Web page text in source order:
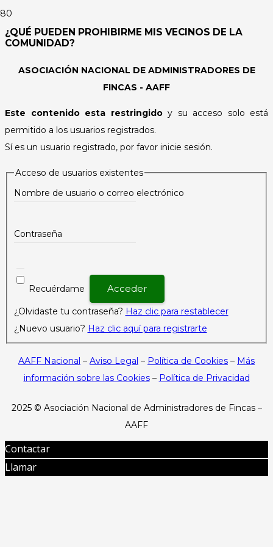
¿QUÉ PUEDEN PROHIBIRME MIS VECINOS DE LA
COMUNIDAD?
ASOCIACIÓN NACIONAL DE ADMINISTRADORES DE
FINCAS - AAFF
Este contenido esta restringidoy su acceso solo está
permitido a los usuarios registrados.
Sí es un usuario registrado, por favor inicie sesión.
Acceso de usuarios existentes
Nombre de usuario o correo electrónico
Contraseña
Recuérdame
¿Olvidaste tu contraseña? Haz clic para restablecer
¿Nuevo usuario? Haz clic aquí para registrarte
AAFF Nacional – Aviso Legal – Política de Cookies – Más
información sobre las Cookies– Política de Privacidad
2025 © Asociación Nacional de Administradores de Fincas –
AAFF
Contactar
Llamar